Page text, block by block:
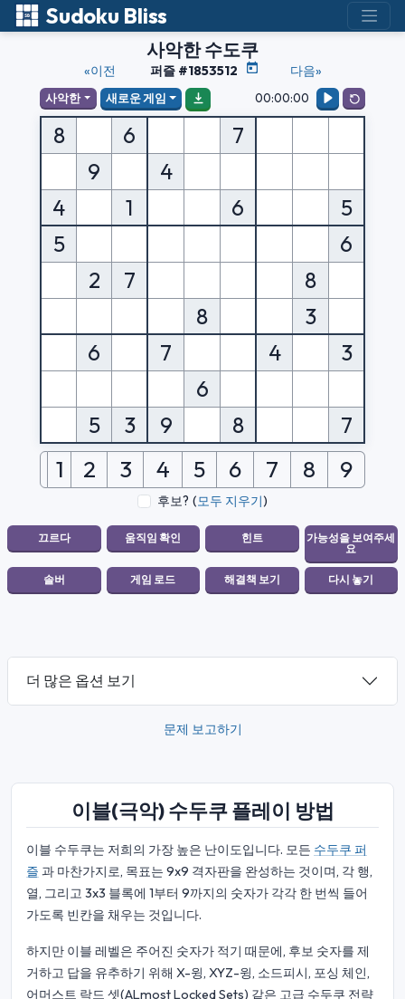
Sudoku Bliss
사악한 수도쿠
«이전 퍼즐 #1853512 다음»
사악한 새로운 게임 00:00:00
8 6
7
9
4
4
1 6
5
5
6
2
7
8
8
3
6
7 4
3
6
5
3 9 8 7
1 2 3 4 5 6 7 8 9
후보? (모두 지우기)
더 많은 옵션 보기
문제 보고하기
이블(극악) 수두쿠 플레이 방법
이블 수두쿠는 저희의 가장 높은 난이도입니다. 모든 수두쿠 퍼
즐 과 마찬가지로, 목표는 9x9 격자판을 완성하는 것이며, 각 행,
열, 그리고 3x3 블록에 1부터 9까지의 숫자가 각각 한 번씩 들어
가도록 빈칸을 채우는 것입니다.
하지만 이블 레벨은 주어진 숫자가 적기 때문에, 후보 숫자를 제
거하고 답을 유추하기 위해 X-윙, XYZ-윙, 소드피시, 포싱 체인,
어머스트 락드 셋(ALmost Locked Sets) 같은 고급 수두쿠 전략